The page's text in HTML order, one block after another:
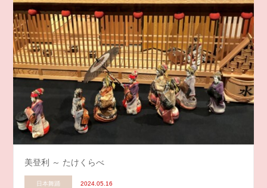
美登利 ～ たけくらべ
日本舞踊 2024.05.16